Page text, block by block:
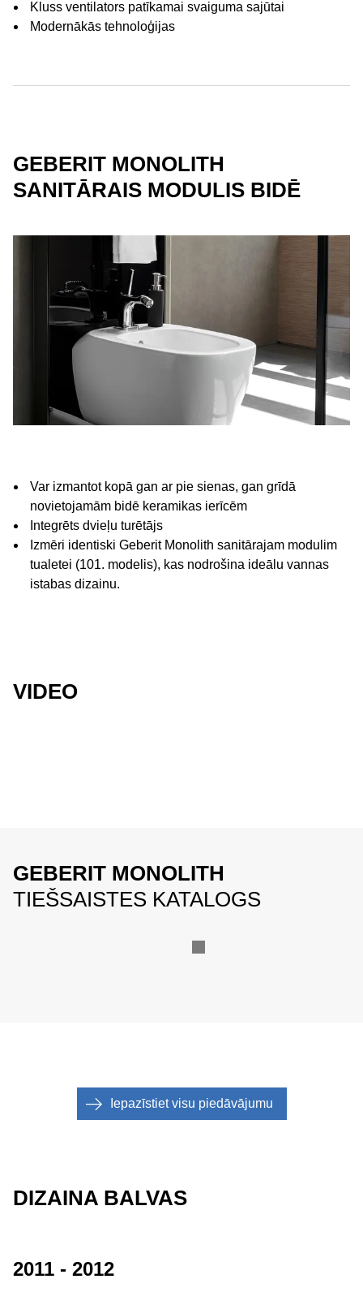
Kluss ventilators patīkamai svaiguma sajūtai
Modernākās tehnoloģijas
GEBERIT MONOLITH
SANITĀRAIS MODULIS BIDĒ
Var izmantot kopā gan ar pie sienas, gan grīdā
novietojamām bidē keramikas ierīcēm
Integrēts dvieļu turētājs
Izmēri identiski Geberit Monolith sanitārajam modulim
tualetei (101. modelis), kas nodrošina ideālu vannas
istabas dizainu.
VIDEO
GEBERIT MONOLITH
TIEŠSAISTES KATALOGS
Iepazīstiet visu piedāvājumu
DIZAINA BALVAS
2011 - 2012